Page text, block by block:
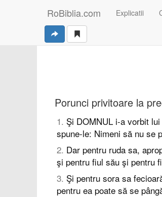
RoBiblia.com Explicatii
Porunci privitoare la
1. Şi DOMNUL i-a vorbit
spune-le: Nimeni să nu se
2. Dar pentru ruda sa,
şi pentru fiul său şi pentru
3. Şi pentru sora sa
pentru ea poate să se